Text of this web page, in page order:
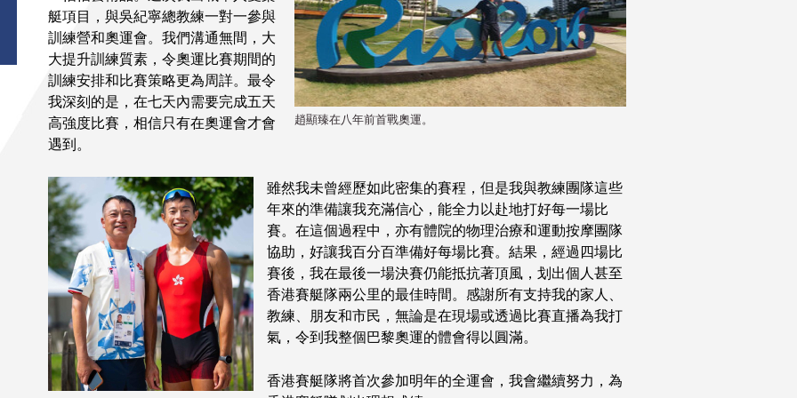
趙顯臻在八年前首戰奧運。
艇項目，與吳紀寧總教練一對一參與
訓練營和奧運會。我們溝通無間，大
大提升訓練質素，令奧運比賽期間的
訓練安排和比賽策略更為周詳。最令
我深刻的是，在七天內需要完成五天
高強度比賽，相信只有在奧運會才會
遇到。
雖然我未曾經歷如此密集的賽程，但是我與教練團隊這些
年來的準備讓我充滿信心，能全力以赴地打好每一場比
賽。在這個過程中，亦有體院的物理治療和運動按摩團隊
協助，好讓我百分百準備好每場比賽。結果，經過四場比
賽後，我在最後一場決賽仍能抵抗著頂風，划出個人甚至
香港賽艇隊兩公里的最佳時間。感謝所有支持我的家人、
教練、朋友和市民，無論是在現場或透過比賽直播為我打
氣，令到我整個巴黎奧運的體會得以圓滿。
香港賽艇隊將首次參加明年的全運會，我會繼續努力，為